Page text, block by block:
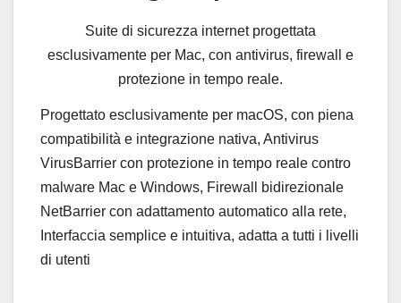
Suite di sicurezza internet progettata
esclusivamente per Mac, con antivirus, firewall e
protezione in tempo reale.
Progettato esclusivamente per macOS, con piena
compatibilità e integrazione nativa, Antivirus
VirusBarrier con protezione in tempo reale contro
malware Mac e Windows, Firewall bidirezionale
NetBarrier con adattamento automatico alla rete,
Interfaccia semplice e intuitiva, adatta a tutti i livelli
di utenti